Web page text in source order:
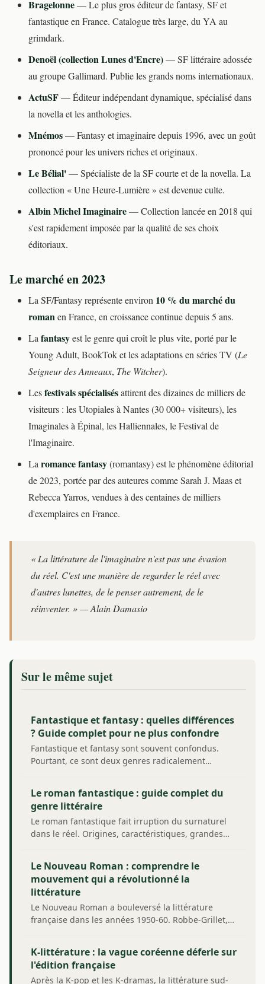
Bragelonne— Le plus gros éditeur de fantasy, SF et
fantastique en France. Catalogue très large, du YA au
grimdark.
Denoël (collection Lunes d'Encre)— SF littéraire adossée
au groupe Gallimard. Publie les grands noms internationaux.
ActuSF— Éditeur indépendant dynamique, spécialisé dans
la novella et les anthologies.
Mnémos— Fantasy et imaginaire depuis 1996, avec un goût
prononcé pour les univers riches et originaux.
Le Bélial'— Spécialiste de la SF courte et de la novella. La
collection « Une Heure-Lumière » est devenue culte.
Albin Michel Imaginaire— Collection lancée en 2018 qui
s'est rapidement imposée par la qualité de ses choix
éditoriaux.
Le marché en 2023
La SF/Fantasy représente environ 10 % du marché du
romanen France, en croissance continue depuis 5 ans.
Lafantasyest le genre qui croît le plus vite, porté par le
Young Adult, BookTok et les adaptations en séries TV (Le
Seigneur des Anneaux, The Witcher).
Lesfestivals spécialisésattirent des dizaines de milliers de
visiteurs : les Utopiales à Nantes (30 000+ visiteurs), les
Imaginales à Épinal, les Halliennales, le Festival de
l'Imaginaire.
Laromance fantasy(romantasy) est le phénomène éditorial
de 2023, portée par des auteures comme Sarah J. Maas et
Rebecca Yarros, vendues à des centaines de milliers
d'exemplaires en France.
« La littérature de l'imaginaire n'est pas une évasion
du réel. C'est une manière de regarder le réel avec
d'autres lunettes, de le penser autrement, de le
réinventer. » — Alain Damasio
Sur le même sujet
Fantastique et fantasy : quelles différences
? Guide complet pour ne plus confondre
Fantastique et fantasy sont souvent confondus.
Pourtant, ce sont deux genres radicalement…
Le roman fantastique : guide complet du
genre littéraire
Le roman fantastique fait irruption du surnaturel
dans le réel. Origines, caractéristiques, grandes…
Le Nouveau Roman : comprendre le
mouvement qui a révolutionné la
littérature
Le Nouveau Roman a bouleversé la littérature
française dans les années 1950-60. Robbe-Grillet,…
K-littérature : la vague coréenne déferle sur
l'édition française
Après la K-pop et les K-dramas, la littérature sud-